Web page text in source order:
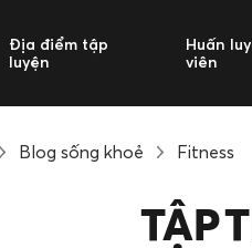
Địa điểm tập
luyện
Huấn
viên
Blog sống khoẻ Fitness
TẬP